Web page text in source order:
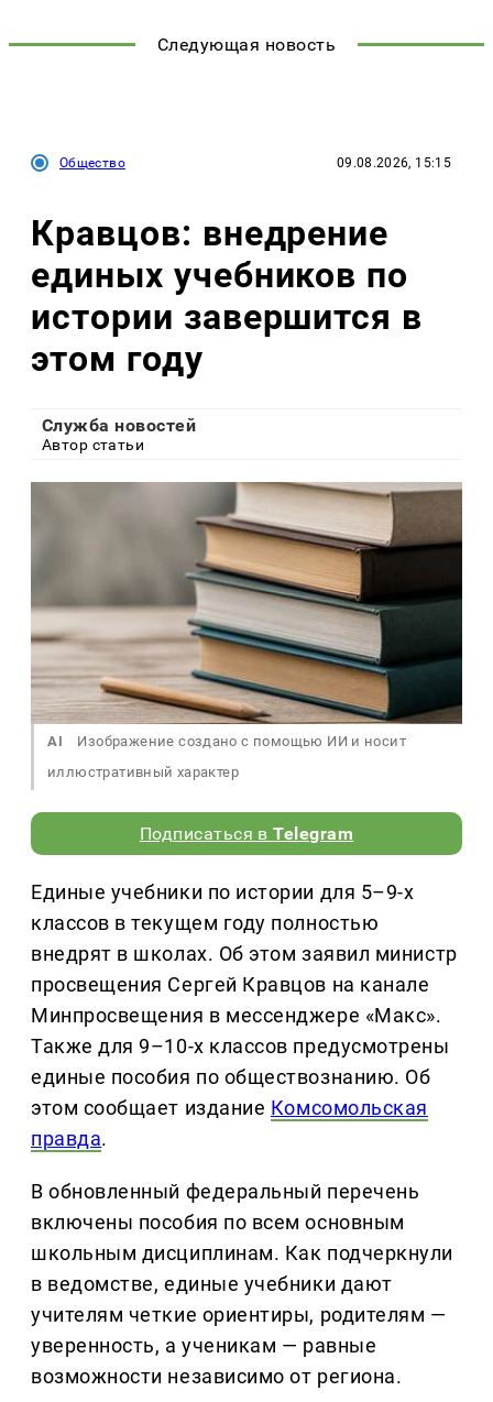
Следующая новость
Общество 09.08.2026, 15:15
Кравцов: внедрение
единых учебников по
истории завершится в
этом году
Служба новостей
Автор статьи
AI
Изображение создано с помощью ИИ и носит
иллюстративный характер
Подписаться вTelegram
Единые учебники по истории для 5–9-х
классов в текущем году полностью
внедрят в школах. Об этом заявил министр
просвещения Сергей Кравцов на канале
Минпросвещения в мессенджере «Макс».
Также для 9–10-х классов предусмотрены
единые пособия по обществознанию. Об
этом сообщает издание Комсомольская
правда.
В обновленный федеральный перечень
включены пособия по всем основным
школьным дисциплинам. Как подчеркнули
в ведомстве, единые учебники дают
учителям четкие ориентиры, родителям —
уверенность, а ученикам — равные
возможности независимо от региона.